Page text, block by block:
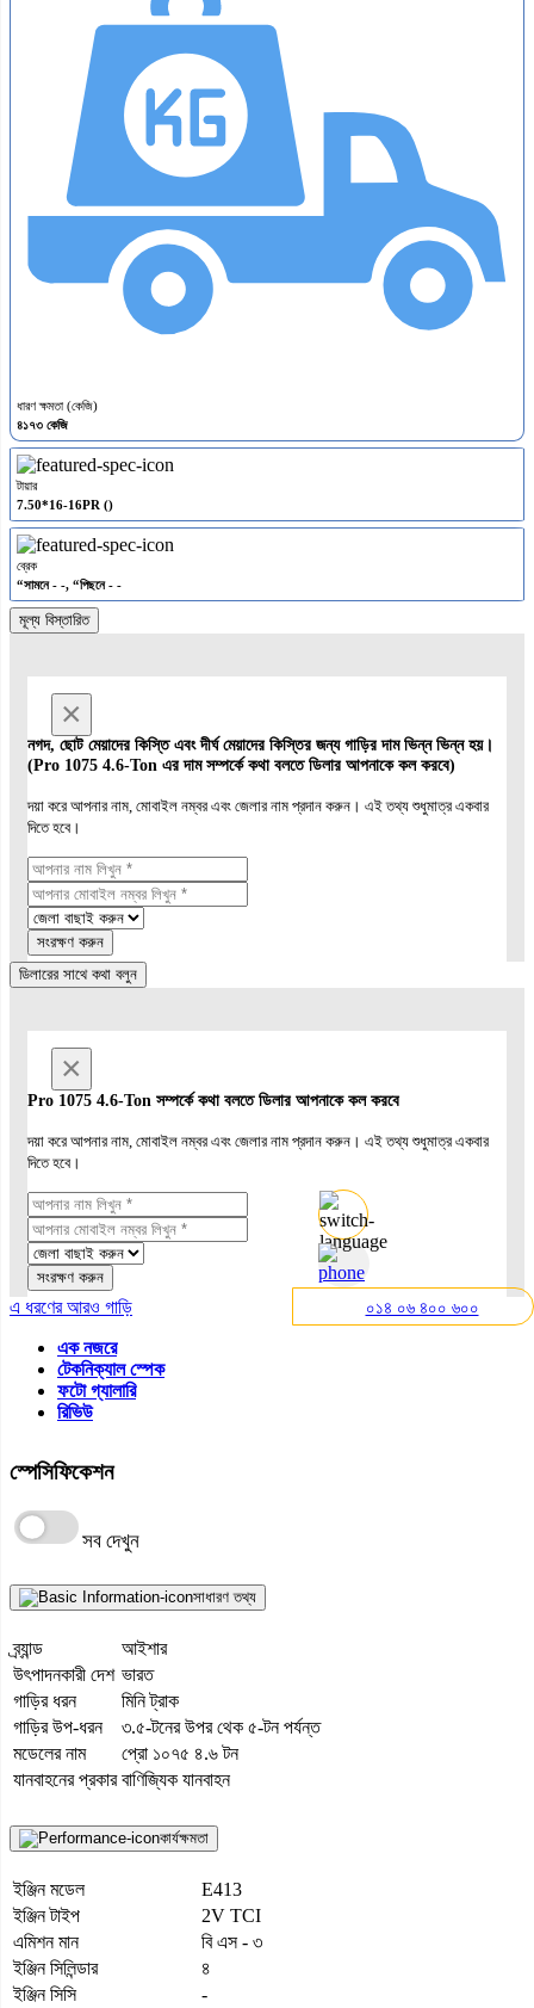
০১৪ ০৬ ৪০০ ৬০০
ধারণ ক্ষমতা (কেজি)
৪১৭৩ কেজি
টায়ার
7.50*16-16PR ()
ব্রেক
“সামনে - -, “পিছনে - -
মূল্য বিস্তারিত
×
নগদ, ছোট মেয়াদের কিস্তি এবং দীর্ঘ মেয়াদের কিস্তির জন্য গাড়ির দাম ভিন্ন ভিন্ন হয়।
(Pro 1075 4.6-Ton এর দাম সম্পর্কে কথা বলতে ডিলার আপনাকে কল করবে)
দয়া করে আপনার নাম, মোবাইল নম্বর এবং জেলার নাম প্রদান করুন। এই তথ্য শুধুমাত্র একবার
দিতে হবে।
সংরক্ষণ করুন
ডিলারের সাথে কথা বলুন
×
Pro 1075 4.6-Ton সম্পর্কে কথা বলতে ডিলার আপনাকে কল করবে
দয়া করে আপনার নাম, মোবাইল নম্বর এবং জেলার নাম প্রদান করুন। এই তথ্য শুধুমাত্র একবার
দিতে হবে।
সংরক্ষণ করুন
এ ধরণের আরও গাড়ি
এক নজরে
টেকনিক্যাল স্পেক
ফটো গ্যালারি
রিভিউ
স্পেসিফিকেশন
সব দেখুন
সাধারণ তথ্য
ব্র্যান্ড
আইশার
উৎপাদনকারী দেশ ভারত
গাড়ির ধরন
মিনি ট্রাক
গাড়ির উপ-ধরন
৩.৫-টনের উপর থেক ৫-টন পর্যন্ত
মডেলের নাম
প্রো ১০৭৫ ৪.৬ টন
যানবাহনের প্রকার বাণিজ্যিক যানবাহন
কার্যক্ষমতা
ইঞ্জিন মডেল
E413
ইঞ্জিন টাইপ
2V TCI
এমিশন মান
বি এস - ৩
ইঞ্জিন সিলিন্ডার
৪
ইঞ্জিন সিসি
-